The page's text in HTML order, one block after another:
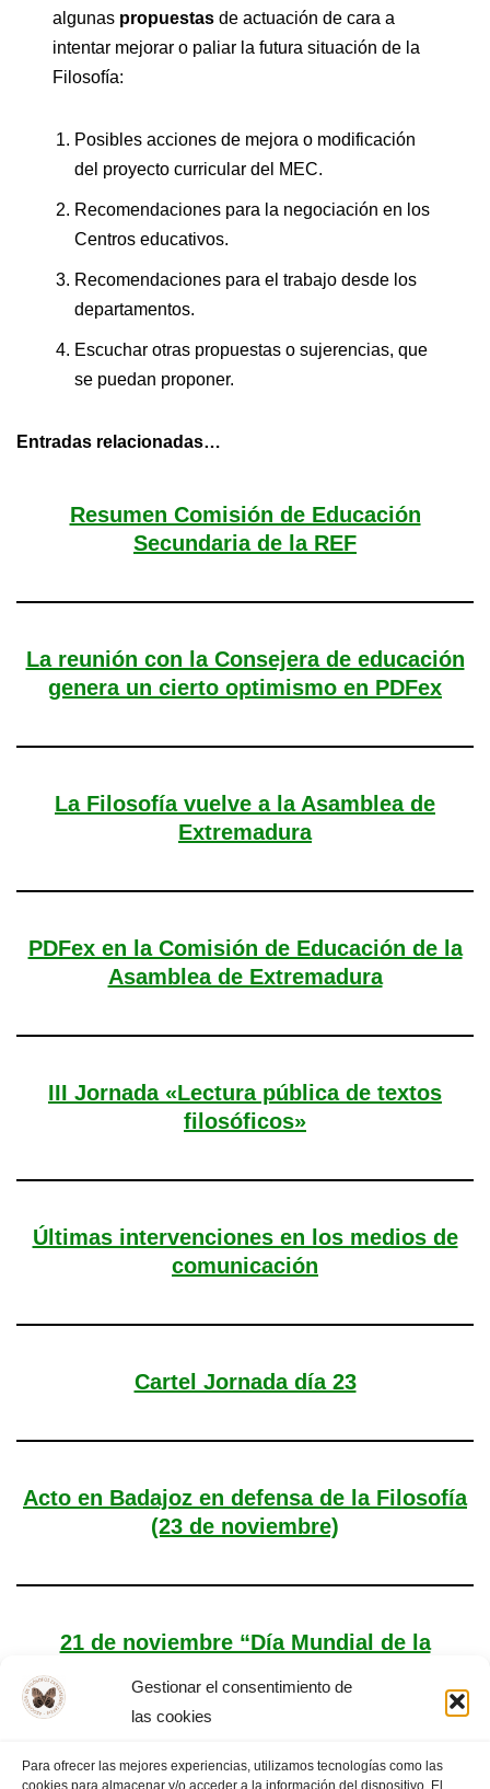
Gestionar el consentimiento de
las cookies
Para ofrecer las mejores experiencias, utilizamos tecnologías como las
cookies para almacenar y/o acceder a la información del dispositivo. El
algunas propuestas de actuación de cara a
intentar mejorar o paliar la futura situación de la
Filosofía:
Posibles acciones de mejora o modificación
del proyecto curricular del MEC.
Recomendaciones para la negociación en los
Centros educativos.
Recomendaciones para el trabajo desde los
departamentos.
Escuchar otras propuestas o sujerencias, que
se puedan proponer.
Entradas relacionadas…
Resumen Comisión de Educación
Secundaria de la REF
La reunión con la Consejera de educación
genera un cierto optimismo en PDFex
La Filosofía vuelve a la Asamblea de
Extremadura
PDFex en la Comisión de Educación de la
Asamblea de Extremadura
III Jornada «Lectura pública de textos
filosóficos»
Últimas intervenciones en los medios de
comunicación
Cartel Jornada día 23
Acto en Badajoz en defensa de la Filosofía
(23 de noviembre)
21 de noviembre “Día Mundial de la